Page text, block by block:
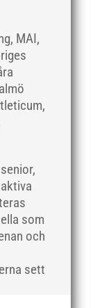
MAI,
som
och
sett